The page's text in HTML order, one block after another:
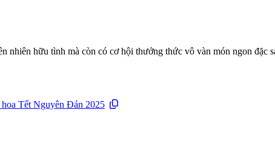
nhiên hữu tình mà còn có cơ hội thưởng thức vô vàn món ngon đặc
Tết Nguyên Đán 2025